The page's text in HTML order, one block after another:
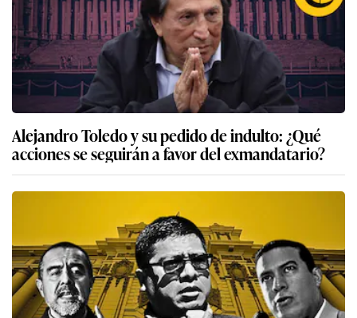
Alejandro Toledo y su pedido de indulto: ¿Qué
acciones se seguirán a favor del exmandatario?